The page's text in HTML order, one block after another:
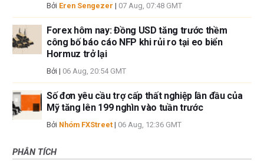
Bởi Eren Sengezer | 07 Aug, 07:48 GMT
Forex hôm nay: Đồng USD tăng trước thềm
công bố báo cáo NFP khi rủi ro tại eo biển
Hormuz trở lại
Bởi | 06 Aug, 20:54 GMT
Số đơn yêu cầu trợ cấp thất nghiệp lần đầu của
Mỹ tăng lên 199 nghìn vào tuần trước
Bởi Nhóm FXStreet | 06 Aug, 12:36 GMT
PHÂN TÍCH